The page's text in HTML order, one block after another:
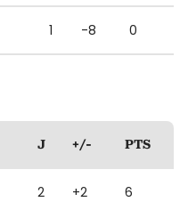
1 -8 0
J +/- PTS
2 +2 6